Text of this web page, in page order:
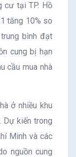
cư tại TP. Hồ
tăng 10% so
bình đạt
cung bị hạn
cầu mua nhà
ở nhiều khu
Dự kiến trong
Minh và các
nguồn cung